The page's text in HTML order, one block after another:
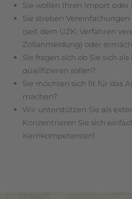
Sie wollen Ihren Import
Sie streben
(seit dem UZK: Verfahren
Zollanmeldung) oder
Sie fragen sich ob Sie sich
qualifizieren sollen?
Sie möchten sich fit für das
machen?
Wir unterstützen Sie als
Konzentrieren Sie sich
Kernkompetenzen!